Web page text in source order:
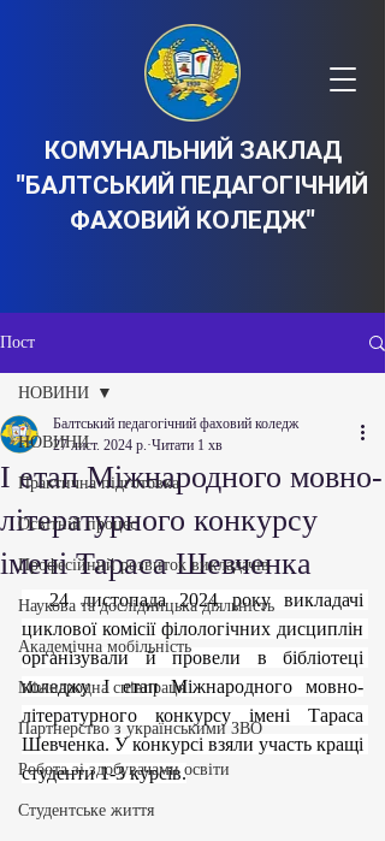
КОМУНАЛЬНИЙ ЗАКЛАД
"БАЛТСЬКИЙ ПЕДАГОГІЧНИЙ
ФАХОВИЙ КОЛЕДЖ"
Пост
НОВИНИ
Практична підготовка
Освітній процес
Професійний розвиток викладачів
Наукова та дослідницька діяльність
Академічна мобільність
Міжнародна співпраця
Партнерство з українськими ЗВО
Робота зі здобувачами освіти
Студентське життя
НОВИНИ
І етап Міжнародного мовно-
літературного конкурсу
імені Тараса Шевченка
Балтський педагогічний фаховий коледж
27 лист. 2024 р. Читати 1 хв
  24 листопада 2024 року викладачі
циклової комісії філологічних дисциплін
організували й провели в бібліотеці
коледжу І етап Міжнародного мовно-
літературного конкурсу імені Тараса
Шевченка. У конкурсі взяли участь кращі
студенти 1-3 курсів.